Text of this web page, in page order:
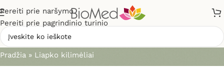
Pereiti prie naršymo
Pereiti prie pagrindinio turinio
Liapko kilimėliai
Pradžia » Liapko kilimėliai